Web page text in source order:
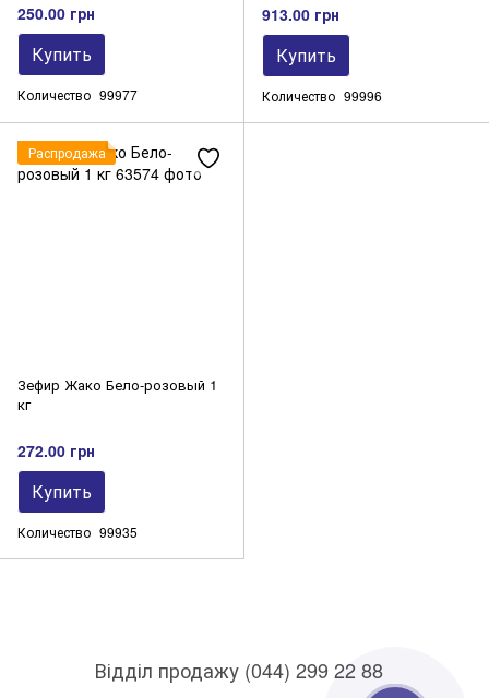
250.00 грн
Купить
Количество 99977
913.00 грн
Купить
Количество 99996
Распродажа
Зефир Жако Бело-розовый 1
кг
272.00 грн
Купить
Количество 99935
Відділ продажу (044) 299 22 88